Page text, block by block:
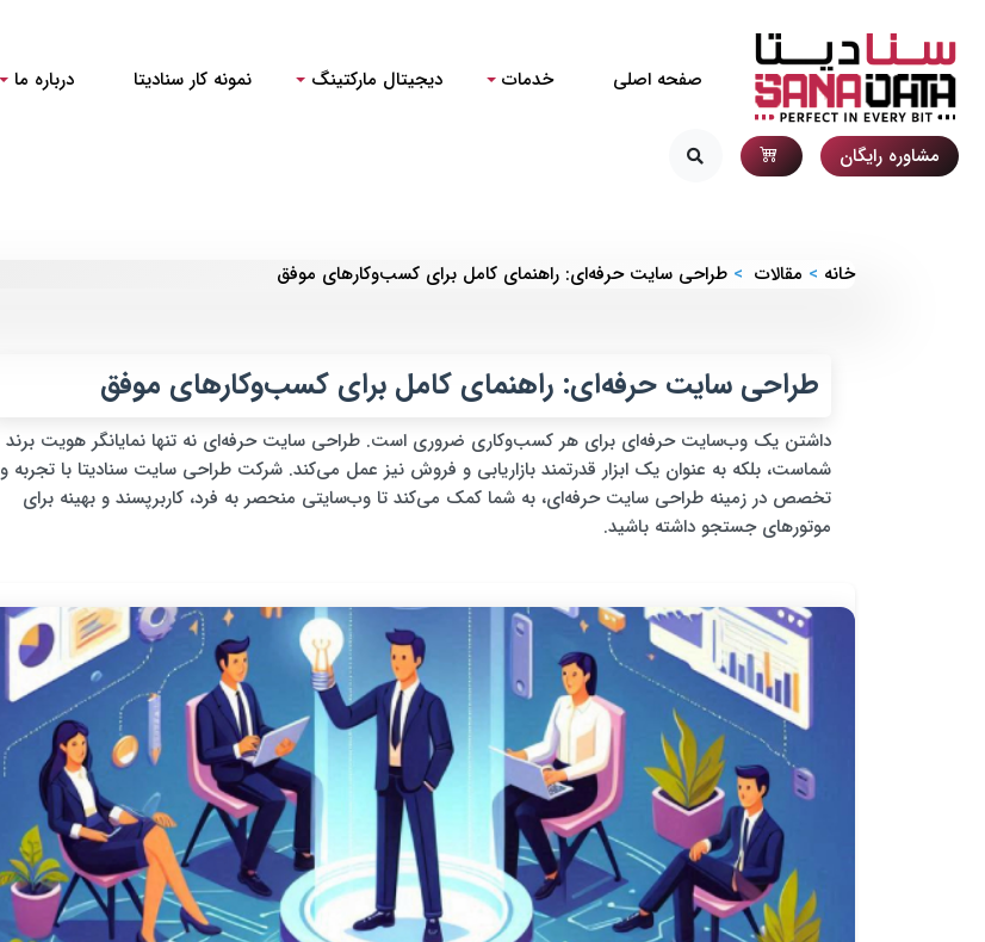
صفحه اصلی خدمات دیجیتال مارکتینگ نمونه کار سنادیتا درباره ما
مشاوره رایگان
خانه مقالات طراحی سایت حرفه‌ای: راهنمای کامل برای کسب‌وکارهای موفق
طراحی سایت حرفه‌ای: راهنمای کامل برای کسب‌وکارهای موفق
داشتن یک وب‌سایت حرفه‌ای برای هر کسب‌وکاری ضروری است. طراحی سایت حرفه‌ای نه تنها نمایانگر هویت برند
شماست، بلکه به عنوان یک ابزار قدرتمند بازاریابی و فروش نیز عمل می‌کند. شرکت طراحی سایت سنادیتا با تجربه و
تخصص در زمینه طراحی سایت حرفه‌ای، به شما کمک می‌کند تا وب‌سایتی منحصر به فرد، کاربرپسند و بهینه برای
موتورهای جستجو داشته باشید.